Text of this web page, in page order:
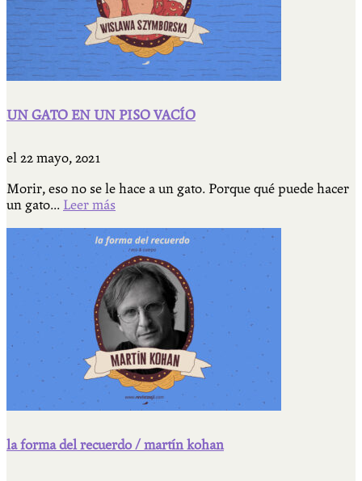
UN GATO EN UN PISO VACÍO
el 22 mayo, 2021
Morir, eso no se le hace a un gato. Porque qué puede hacer
un gato... Leer más
la forma del recuerdo / martín kohan